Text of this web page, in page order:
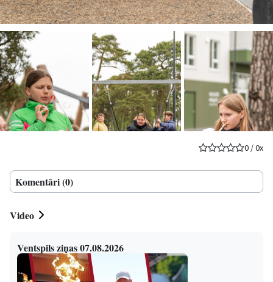
0/0x
Komentāri (0)
Video
Ventspils ziņas 07.08.2026